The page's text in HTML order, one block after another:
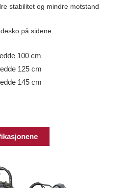
stabilitet og mindre motstand
på sidene.
100 cm
125 cm
145 cm